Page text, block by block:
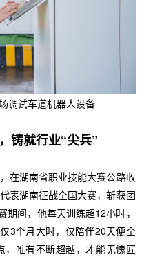
调试车道机器人设备
铸就行业“尖兵”
在湖南省职业技能大赛公路收
表湖南征战全国大赛，斩获团
间，他每天训练超12小时，
3个月大时，仅陪伴20天便全
，唯有不断超越，才能无愧匠